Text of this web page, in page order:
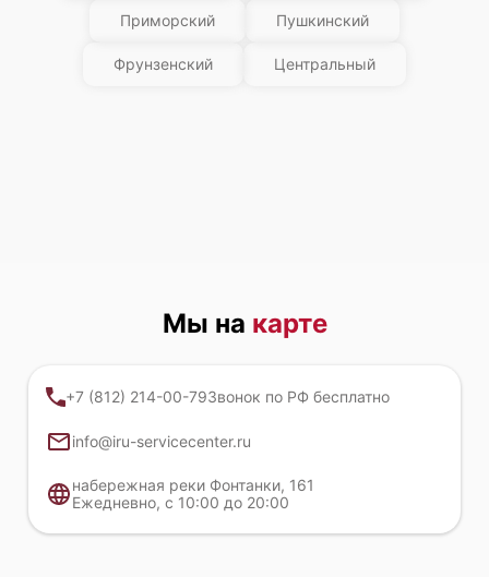
Приморский Пушкинский
Фрунзенский Центральный
Мы на карте
+7 (812) 214-00-79Звонок по РФ бесплатно
info@iru-servicecenter.ru
набережная реки Фонтанки, 161
Ежедневно, с 10:00 до 20:00